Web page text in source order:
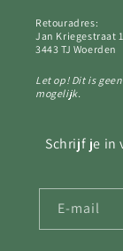
Retouradres:
Jan Kriegestraat
3443 TJ Woerden
Let op! Dit is
mogelijk.
Schrijf je in
E‑mail